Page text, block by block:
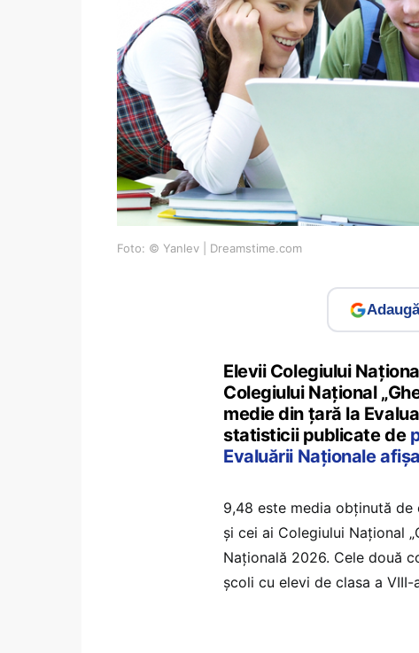
Foto: © Yanlev | Dreamstime.com
Elevii Colegiului
Colegiului Național
medie din țară la
statisticii publicate de
Evaluării Naționale
9,48 este media obținută de
și cei ai Colegiului Național
Națională 2026. Cele două
școli cu elevi de clasa a